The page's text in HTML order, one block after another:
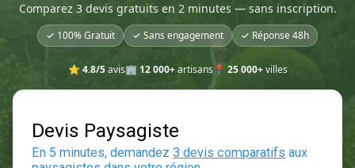
Comparez 3 devis gratuits en 2 minutes — sans inscription.
✓ 100% Gratuit ✓ Sans engagement ✓ Réponse 48h
⭐ 4.8/5avis🏢 12 000+artisans📍 25 000+villes